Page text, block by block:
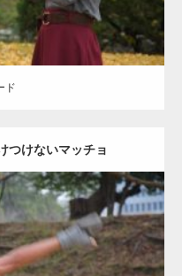
ド
つけないマッチョ